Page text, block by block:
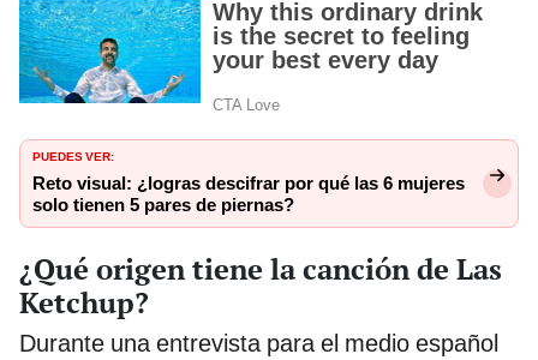
PUEDES VER:
Reto visual: ¿logras descifrar por qué las 6 mujeres
solo tienen 5 pares de piernas?
¿Qué origen tiene la canción de Las
Ketchup?
Durante una entrevista para el medio español